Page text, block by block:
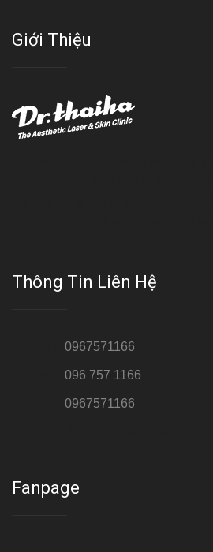
Giới Thiệu
Thông Tin Liên Hệ
0967571166
096 757 1166
0967571166
Fanpage